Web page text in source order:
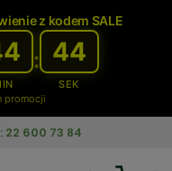
z kodem SALE
: 43
SEK
promocji
600 73 84